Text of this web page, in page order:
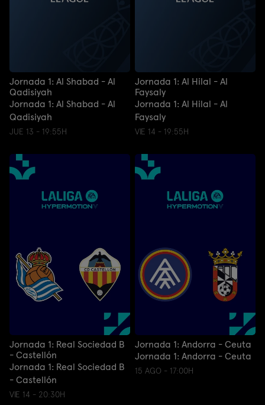
Jornada 1: Al Shabad - Al
Qadisiyah
Jornada 1: Al Shabad - Al
Qadisiyah
JUE 13 - 19:55H
Jornada 1: Al Hilal - Al
Faysaly
Jornada 1: Al Hilal - Al
Faysaly
VIE 14 - 19:55H
Jornada 1: Real Sociedad B
- Castellón
Jornada 1: Real Sociedad B
- Castellón
VIE 14 - 20:30H
Jornada 1: Andorra - Ceuta
Jornada 1: Andorra - Ceuta
15 AGO - 17:00H